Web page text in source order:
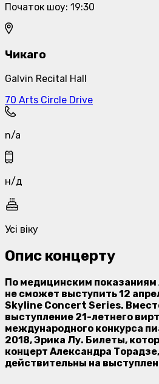
Початок шоу: 19:30
Чикаго
Galvin Recital Hall
70 Arts Circle Drive
n/a
н/д
Усі віку
Опис концерту
По медицинским показаниям
не сможет выступить 12
Skyline Concert Series.
выступление 21-летнего
международного конкурса
2018, Эрика Лу. Билеты,
концерт Александра
действительны на